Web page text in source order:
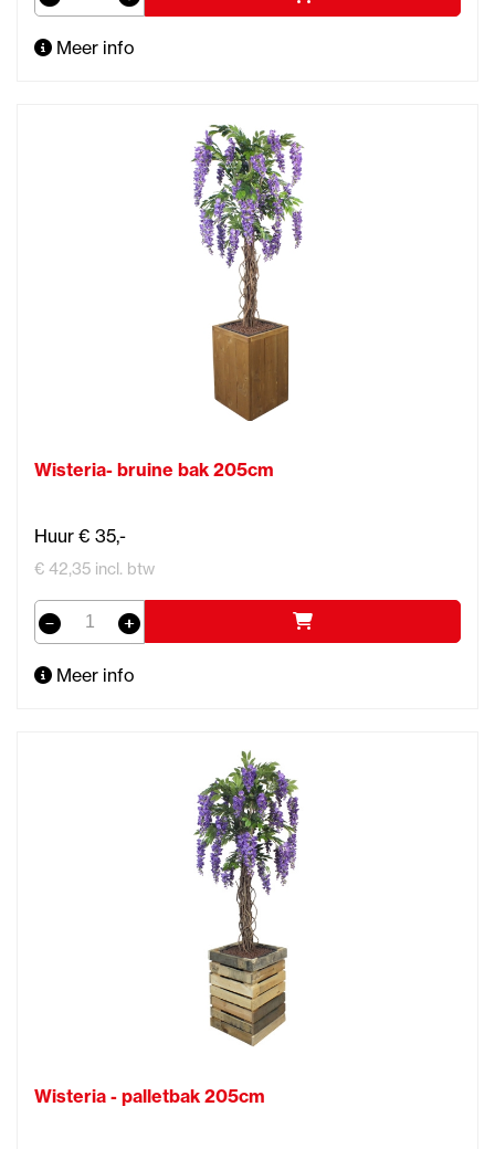
Meer info
Wisteria- bruine bak 205cm
Huur € 35,-
€ 42,35 incl. btw
Meer info
Wisteria - palletbak 205cm